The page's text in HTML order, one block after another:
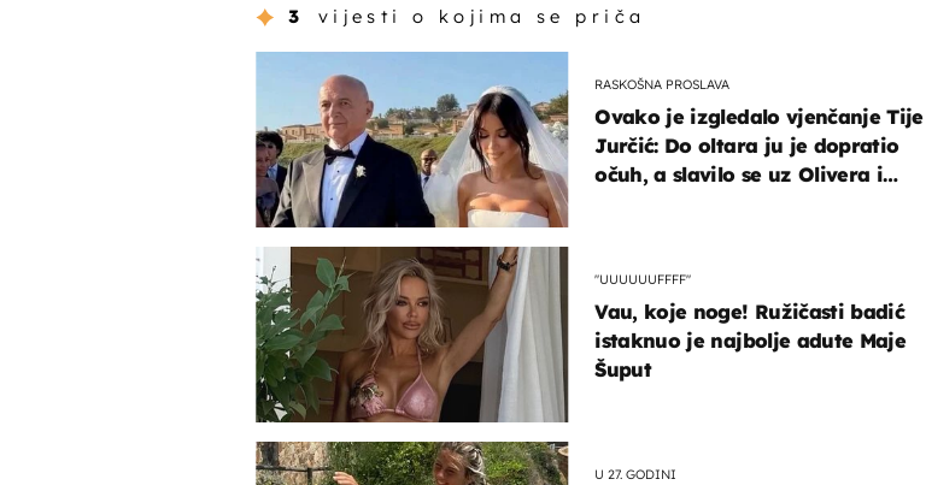
3 vijesti o kojima se priča
RASKOŠNA PROSLAVA
Ovako je izgledalo vjenčanje Tije
Jurčić: Do oltara ju je dopratio
očuh, a slavilo se uz Olivera i
"UUUUUUFFFF"
Vau, koje noge! Ružičasti badić
istaknuo je najbolje adute Maje
Šuput
U 27. GODINI
OMOGUĆI OBAVIJESTI